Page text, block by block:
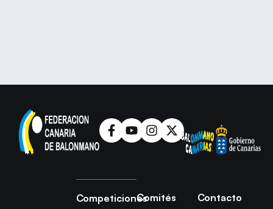
CompeticionesComités
Contacto